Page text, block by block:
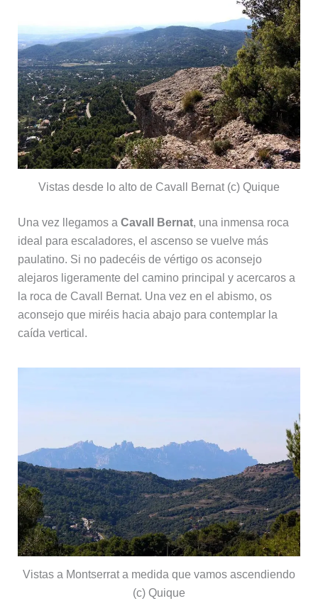
Vistas desde lo alto de Cavall Bernat (c) Quique
Una vez llegamos a Cavall Bernat, una inmensa roca
ideal para escaladores, el ascenso se vuelve más
paulatino. Si no padecéis de vértigo os aconsejo
alejaros ligeramente del camino principal y acercaros a
la roca de Cavall Bernat. Una vez en el abismo, os
aconsejo que miréis hacia abajo para contemplar la
caída vertical.
Vistas a Montserrat a medida que vamos ascendiendo
(c) Quique